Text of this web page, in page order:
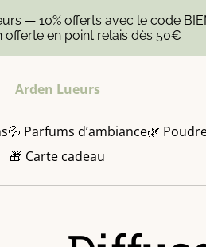
— 10% offerts avec le code
offerte en point relais dès 50€
Arden Lueurs
💦 Parfums d’ambiance🌿
🎁 Carte cadeau